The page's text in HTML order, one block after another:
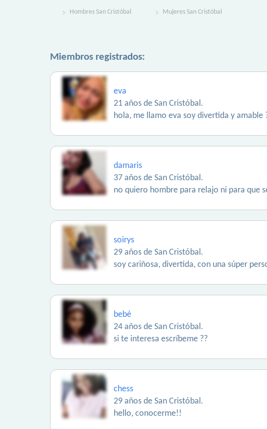
Hombres San Cristóbal Mujeres San Cristóbal
Miembros registrados:
eva
21 años de San Cristóbal.
hola, me llamo eva soy divertida y amable
damaris
37 años de San Cristóbal.
no quiero hombre para relajo ni para que
soirys
29 años de San Cristóbal.
soy cariñosa, divertida, con una súper
bebé
24 años de San Cristóbal.
si te interesa escríbeme ??
chess
29 años de San Cristóbal.
hello, conocerme!!